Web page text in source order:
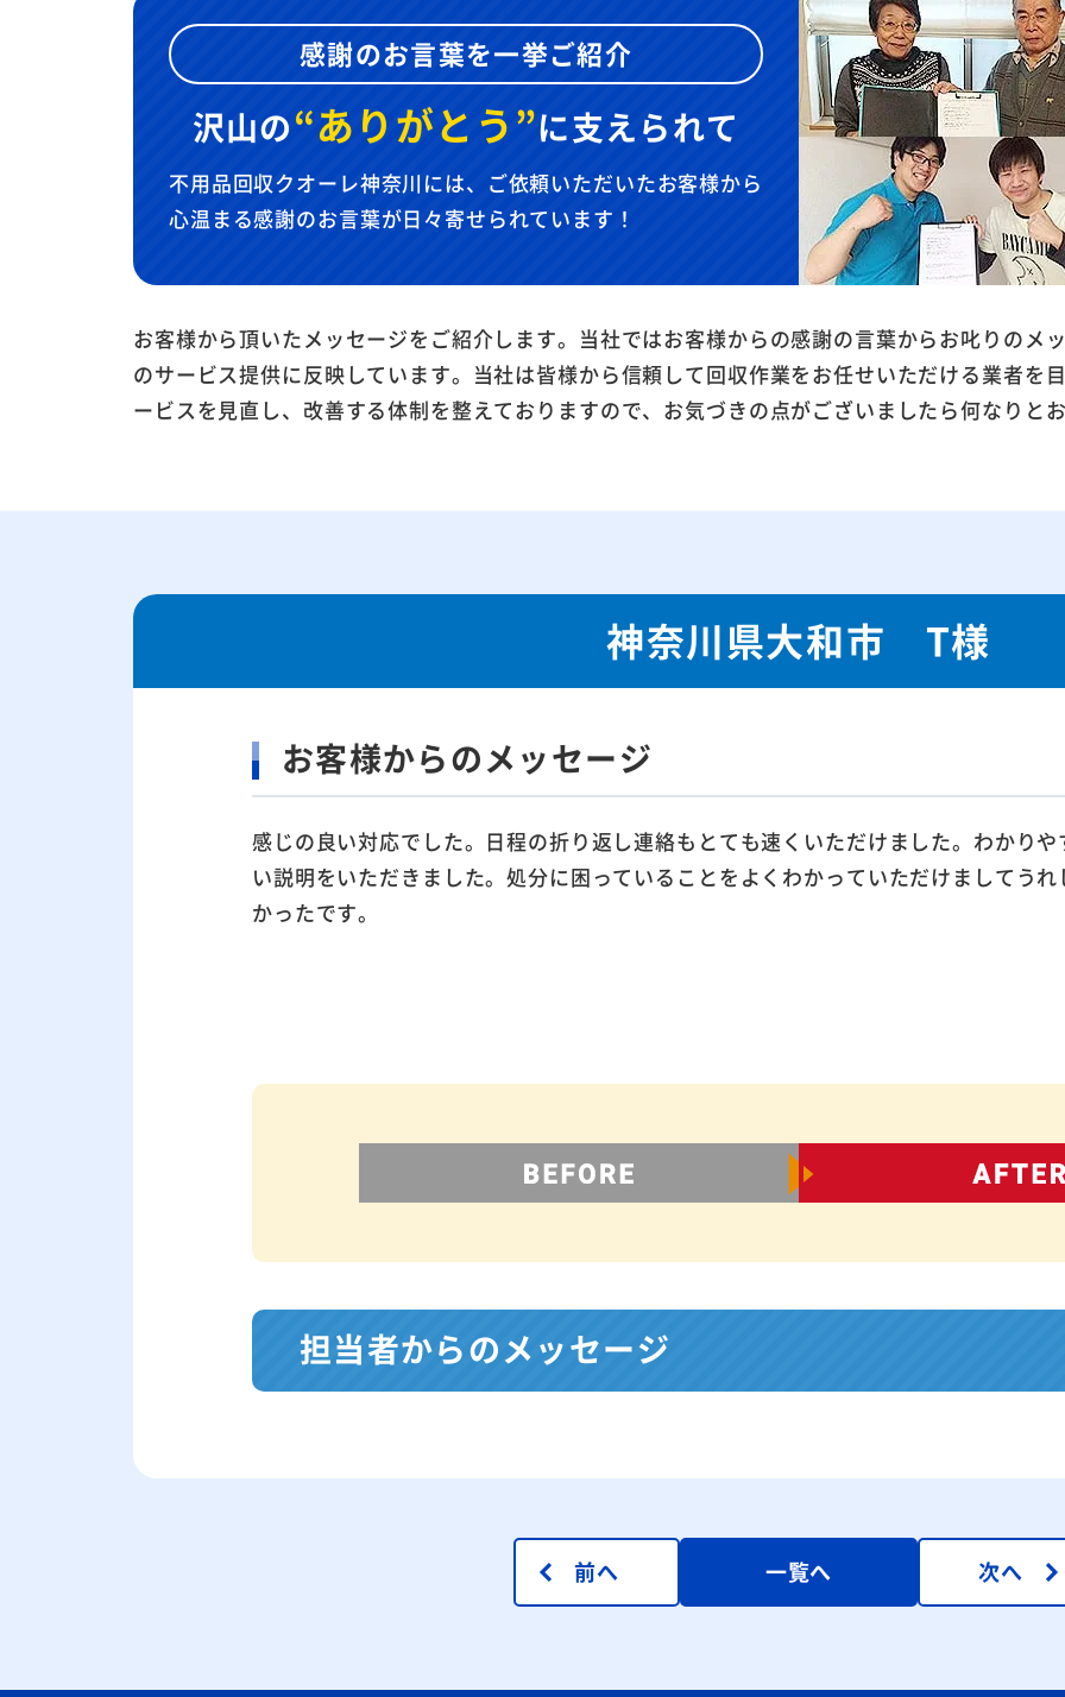
感謝のお言葉を一挙ご紹介
沢山の“ありがとう”に支えられて
不用品回収クオーレ神奈川には、ご依頼いただいたお客様から
心温まる感謝のお言葉が日々寄せられています！
お客様から頂いたメッセージをご紹介します。当社ではお客様からの感謝の言葉からお叱りのメ
のサービス提供に反映しています。当社は皆様から信頼して回収作業をお任せいただける業者を
ービスを見直し、改善する体制を整えておりますので、お気づきの点がございましたら何なりと
神奈川県大和市 T様
お客様からのメッセージ
感じの良い対応でした。日程の折り返し連絡もとても速くいただけました。わかりや
い説明をいただきました。処分に困っていることをよくわかっていただけましてうれ
かったです。
担当者からのメッセージ
前へ 一覧へ 次へ